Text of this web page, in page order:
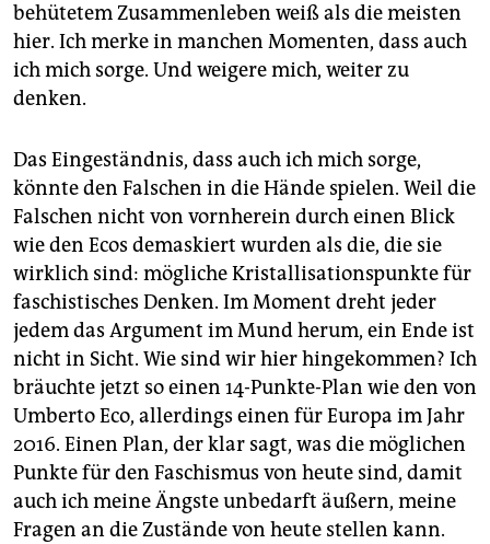
behütetem Zusammenleben weiß als die meisten
hier. Ich merke in manchen Momenten, dass auch
ich mich sorge. Und weigere mich, weiter zu
denken.
Das Eingeständnis, dass auch ich mich sorge,
könnte den Falschen in die Hände spielen. Weil die
Falschen nicht von vornherein durch einen Blick
wie den Ecos demaskiert wurden als die, die sie
wirklich sind: mögliche Kristallisationspunkte für
faschistisches Denken. Im Moment dreht jeder
jedem das Argument im Mund herum, ein Ende ist
nicht in Sicht. Wie sind wir hier hingekommen? Ich
bräuchte jetzt so einen 14-Punkte-Plan wie den von
Umberto Eco, allerdings einen für Europa im Jahr
2016. Einen Plan, der klar sagt, was die möglichen
Punkte für den Faschismus von heute sind, damit
auch ich meine Ängste unbedarft äußern, meine
Fragen an die Zustände von heute stellen kann.